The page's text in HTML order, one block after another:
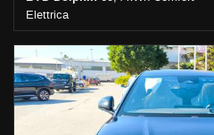
Elettrica
0 Km • Cambio Automatico (1) •
Airbag • Airbag laterali • Airbag
Alzacristalli elettrici • Autoradio •
centralizzata • Controllo trazione •
Immobilizzatore elettronico • Park
elettrica sedili • Sedile posteriore